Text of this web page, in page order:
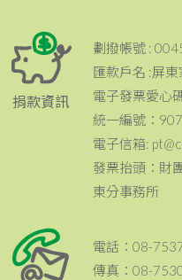
捐款資訊
劃撥帳號 :
匯款戶名 :屏
電子發票愛心
統一編號：
電子信箱:
發票抬頭：財
東分事務所
電話：08-
傳真：08-